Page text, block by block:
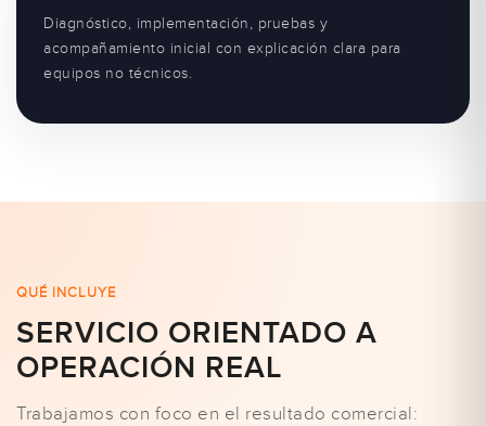
Diagnóstico, implementación, pruebas y
acompañamiento inicial con explicación clara para
equipos no técnicos.
QUÉ INCLUYE
SERVICIO ORIENTADO A
OPERACIÓN REAL
Trabajamos con foco en el resultado comercial: